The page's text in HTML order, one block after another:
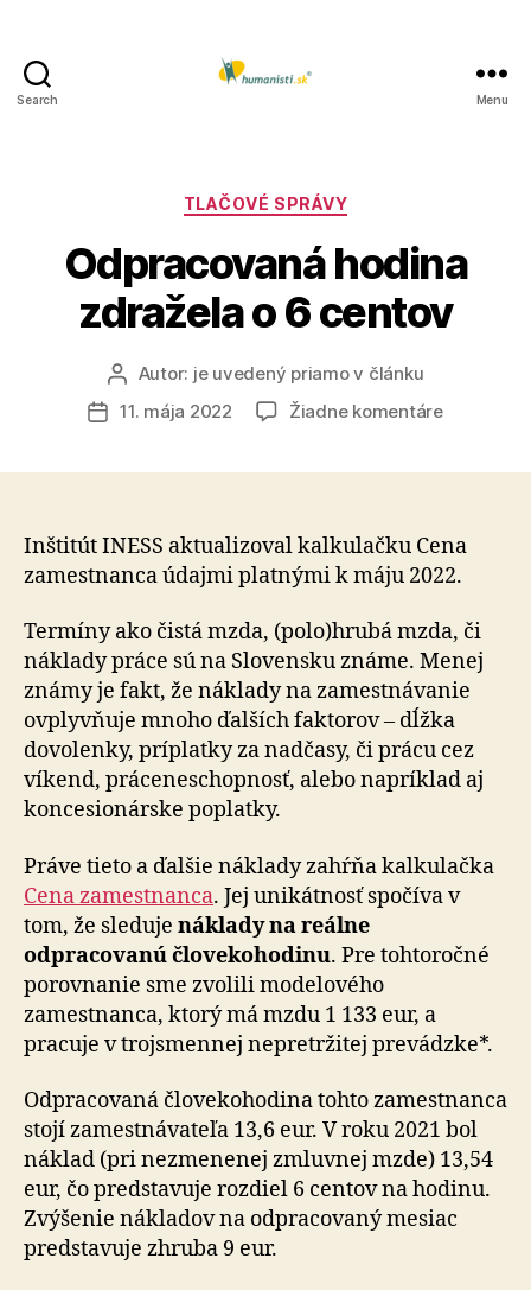
Search Menu
Kategórie
TLAČOVÉ SPRÁVY
Odpracovaná hodina
zdražela o 6 centov
Autor
článku
Autor: je uvedený priamo v článku
Dátum
11. mája 2022 Žiadne komentárena
6
centov
Inštitút INESS aktualizoval kalkulačku Cena
zamestnanca údajmi platnými k máju 2022.
Termíny ako čistá mzda, (polo)hrubá mzda, či
náklady práce sú na Slovensku známe. Menej
známy je fakt, že náklady na zamestnávanie
ovplyvňuje mnoho ďalších faktorov – dĺžka
dovolenky, príplatky za nadčasy, či prácu cez
víkend, práceneschopnosť, alebo napríklad aj
koncesionárske poplatky.
Práve tieto a ďalšie náklady zahŕňa kalkulačka
Cena zamestnanca. Jej unikátnosť spočíva v
tom, že sleduje náklady na reálne
odpracovanú človekohodinu. Pre tohtoročné
porovnanie sme zvolili modelového
zamestnanca, ktorý má mzdu 1 133 eur, a
pracuje v trojsmennej nepretržitej prevádzke*.
Odpracovaná človekohodina tohto zamestnanca
stojí zamestnávateľa 13,6 eur. V roku 2021 bol
náklad (pri nezmenenej zmluvnej mzde) 13,54
eur, čo predstavuje rozdiel 6 centov na hodinu.
Zvýšenie nákladov na odpracovaný mesiac
predstavuje zhruba 9 eur.